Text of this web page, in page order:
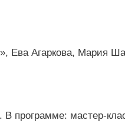
Ева Агаркова, Мария
В программе: мастер-